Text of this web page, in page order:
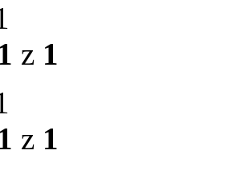
1 z 1
1 z 1